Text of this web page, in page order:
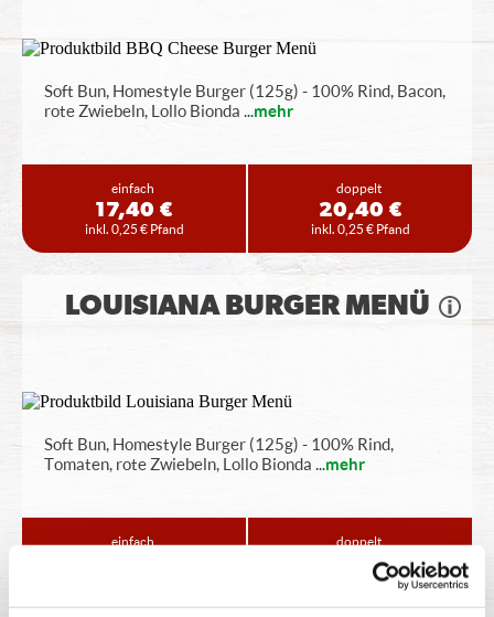
Soft Bun, Homestyle Burger (125g) - 100% Rind, Bacon,
rote Zwiebeln, Lollo Bionda ...mehr
einfach
17,40 €
inkl. 0,25 € Pfand
doppelt
20,40 €
inkl. 0,25 € Pfand
LOUISIANA BURGER MENÜ
Soft Bun, Homestyle Burger (125g) - 100% Rind,
Tomaten, rote Zwiebeln, Lollo Bionda ...mehr
einfach doppelt
20,40 €
inkl. 0,25 € Pfand